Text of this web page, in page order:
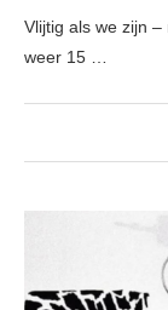
Vlijtig als we zijn
weer 15 …